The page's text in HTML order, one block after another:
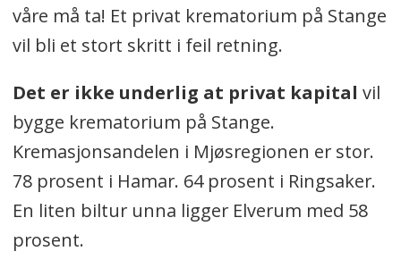
våre må ta! Et privat krematorium på Stange
vil bli et stort skritt i feil retning.
Det er ikke underlig at privat kapital vil
bygge krematorium på Stange.
Kremasjonsandelen i Mjøsregionen er stor.
78 prosent i Hamar. 64 prosent i Ringsaker.
En liten biltur unna ligger Elverum med 58
prosent.